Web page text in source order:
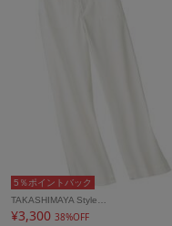
5％ポイントバック
TAKASHIMAYA Style…
¥3,300 38%OFF